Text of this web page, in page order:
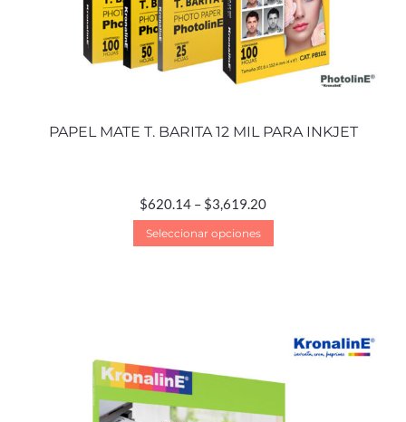
PAPEL MATE T. BARITA 12 MIL PARA INKJET
$620.14 – $3,619.20
Seleccionar opciones